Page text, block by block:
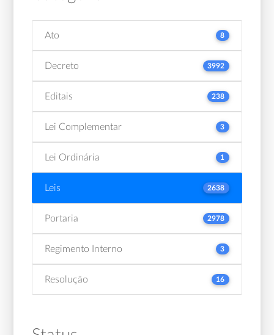
Ato 8
Decreto 3992
Editais 238
Lei Complementar 3
Lei Ordinária 1
Leis 2638
Portaria 2978
Regimento Interno 3
Resolução 16